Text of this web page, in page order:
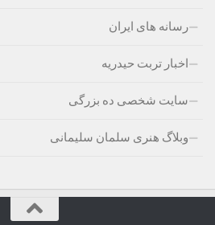
رسانه های ایران
اخبار تربت حیدریه
سایت شخصی ده بزرگی
وبلاگ هنری سلمان سلیمانی